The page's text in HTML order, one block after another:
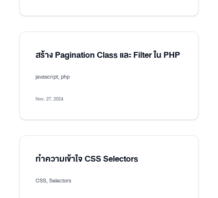
สร้าง Pagination Class และ Filter ใน PHP
javascript, php
Nov. 27, 2024
ทำความเข้าใจ CSS Selectors
CSS, Selectors